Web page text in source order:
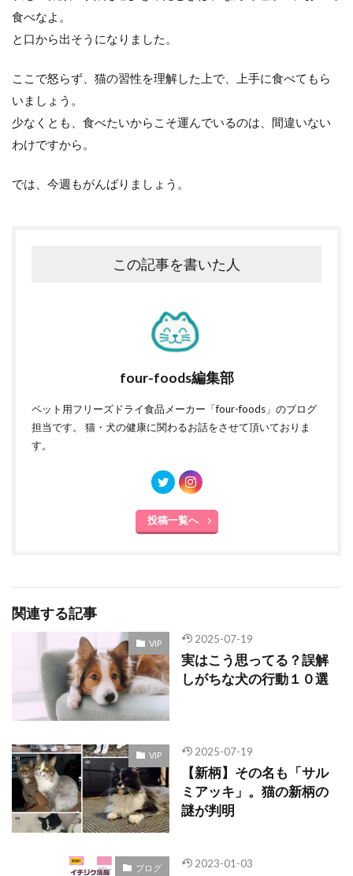
食べなよ。
と口から出そうになりました。
ここで怒らず、猫の習性を理解した上で、上手に食べてもら
いましょう。
少なくとも、食べたいからこそ運んでいるのは、間違いない
わけですから。
では、今週もがんばりましょう。
この記事を書いた人
four-foods編集部
ペット用フリーズドライ食品メーカー「four-foods」のブログ
担当です。 猫・犬の健康に関わるお話をさせて頂いておりま
す。
投稿一覧へ
関連する記事
VIP 2025-07-19
実はこう思ってる？誤解
しがちな犬の行動１０選
VIP 2025-07-19
【新柄】その名も「サル
ミアッキ」。猫の新柄の
謎が判明
ブログ 2023-01-03